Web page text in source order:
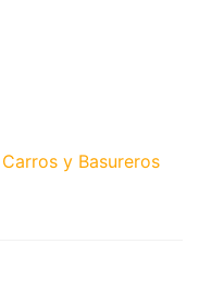
Carros y Basureros